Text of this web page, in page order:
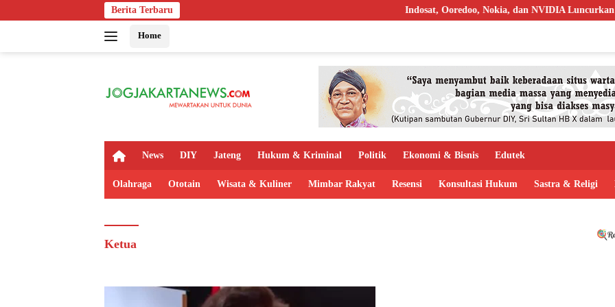
ke
Berita Terbaru Indosat, Ooredoo, Nokia, dan NVIDIA Luncurkan
Home
H
m
News DIY Jateng Hukum & Kriminal Politik Ekonomi & Bisnis Edutek
Olahraga Ototain Wisata & Kuliner Mimbar Rakyat Resensi Konsultasi Hukum Sastra & Religi
Ketua